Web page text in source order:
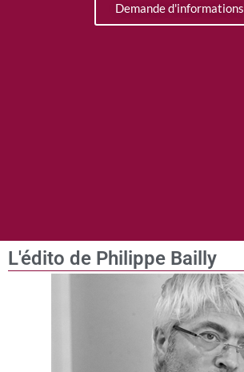
Demande d'informations
L'édito de Philippe Bailly